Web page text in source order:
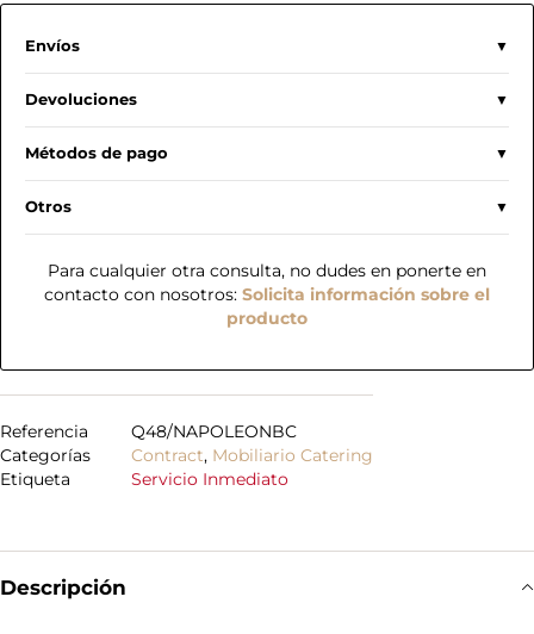
Envíos
Devoluciones
Métodos de pago
Otros
Para cualquier otra consulta, no dudes en ponerte en
contacto con nosotros: Solicita información sobre el
producto
Referencia
Q48/NAPOLEONBC
Categorías
Contract, Mobiliario Catering
Etiqueta
Servicio Inmediato
Descripción